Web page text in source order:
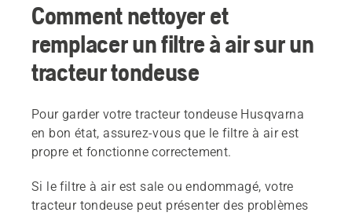
Comment nettoyer et
remplacer un filtre à air sur un
tracteur tondeuse
Pour garder votre tracteur tondeuse Husqvarna
en bon état, assurez-vous que le filtre à air est
propre et fonctionne correctement.
Si le filtre à air est sale ou endommagé, votre
tracteur tondeuse peut présenter des problèmes